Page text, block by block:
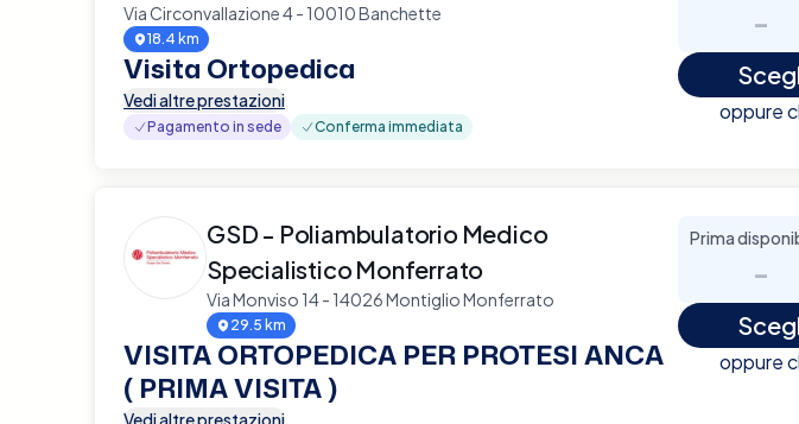
Via Circonvallazione 4 - 10010 Banchette
18.4 km
Visita Ortopedica
Vedi altre prestazioni
Pagamento in sede Conferma immediata
-
oppure
GSD - Poliambulatorio Medico
Specialistico Monferrato
Via Monviso 14 - 14026 Montiglio Monferrato
29.5 km
VISITA ORTOPEDICA PER PROTESI ANCA
( PRIMA VISITA )
Vedi altre prestazioni
Prima
-
oppure